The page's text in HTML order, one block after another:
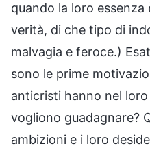
quando la loro essenza
verità, di che tipo di
malvagia e feroce.)
sono le prime
anticristi hanno nel
vogliono guadagnare?
ambizioni e i loro